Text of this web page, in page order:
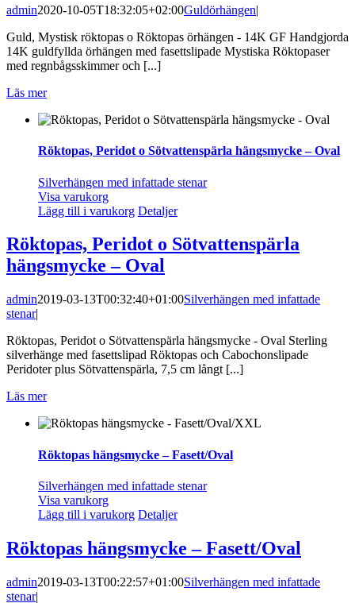
admin2020-10-05T18:32:05+02:00Guldörhängen|
Guld, Mystisk röktopas o Röktopas örhängen - 14K GF Handgjorda
14K guldfyllda örhängen med fasettslipade Mystiska Röktopaser
med regnbågsskimmer och [...]
Läs mer
Röktopas, Peridot o Sötvattenspärla hängsmycke – Oval
Silverhängen med infattade stenar
Visa varukorg
Lägg till i varukorg Detaljer
Röktopas, Peridot o Sötvattenspärla
hängsmycke – Oval
admin2019-03-13T00:32:40+01:00Silverhängen med infattade
stenar|
Röktopas, Peridot o Sötvattenspärla hängsmycke - Oval Sterling
silverhänge med fasettslipad Röktopas och Cabochonslipade
Peridoter plus Sötvattenspärla, 7,5 cm långt [...]
Läs mer
Röktopas hängsmycke – Fasett/Oval
Silverhängen med infattade stenar
Visa varukorg
Lägg till i varukorg Detaljer
Röktopas hängsmycke – Fasett/Oval
admin2019-03-13T00:22:57+01:00Silverhängen med infattade
stenar|